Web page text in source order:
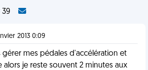
39
2013 0:09
gérer mes pédales d'accélération et
alors je reste souvent 2 minutes aux